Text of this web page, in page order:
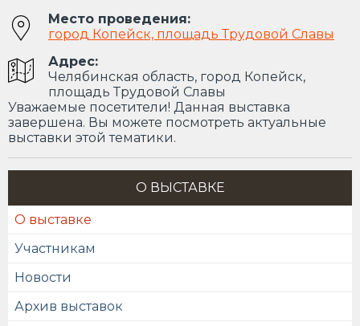
Место проведения:
город Копейск, площадь Трудовой Славы
Адрес:
Челябинская область, город Копейск,
площадь Трудовой Славы
Уважаемые посетители! Данная выставка
завершена. Вы можете посмотреть актуальные
выставки этой тематики.
О ВЫСТАВКЕ
О выставке
Участникам
Новости
Архив выставок